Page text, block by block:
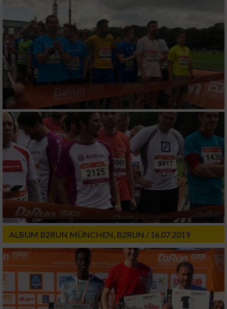
ALBUM B2RUN MÜNCHEN, B2RUN / 16.07.2019